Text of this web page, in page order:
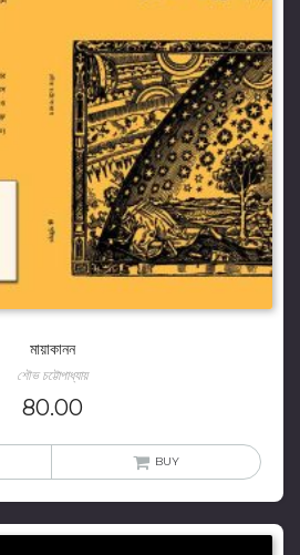
মায়াকানন
শৌভ চট্টোপাধ্যায়
80.00
BUY